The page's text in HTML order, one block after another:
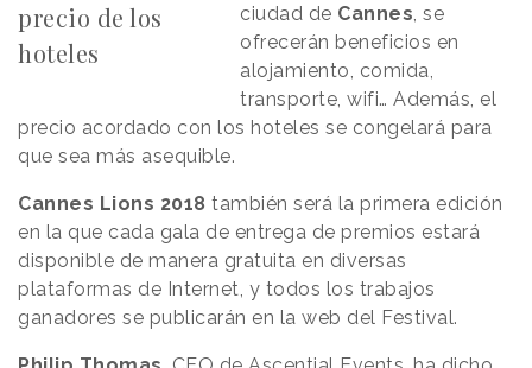
precio de los
hoteles
ciudad de Cannes, se
ofrecerán beneficios en
alojamiento, comida,
transporte, wifi… Además, el
precio acordado con los hoteles se congelará para
que sea más asequible.
Cannes Lions 2018 también será la primera edición
en la que cada gala de entrega de premios estará
disponible de manera gratuita en diversas
plataformas de Internet, y todos los trabajos
ganadores se publicarán en la web del Festival.